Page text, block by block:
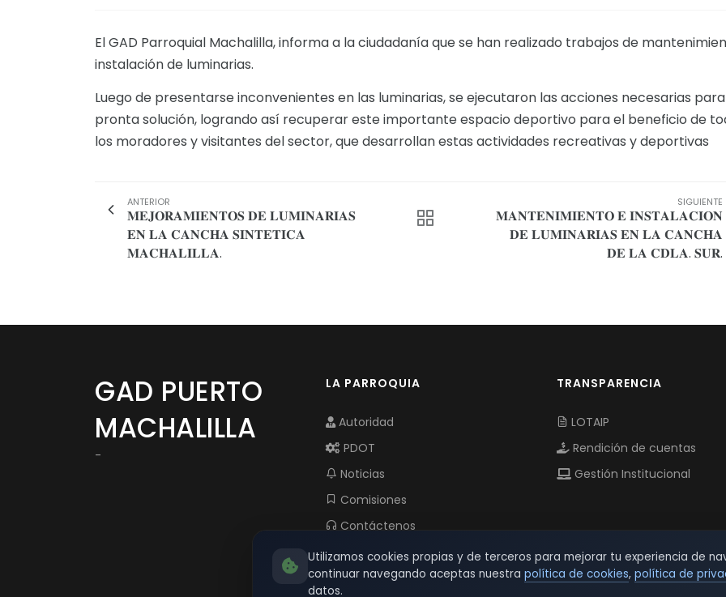
El GAD Parroquial Machalilla, informa a la ciudadanía que se han realizado trabajos de
instalación de luminarias.
Luego de presentarse inconvenientes en las luminarias, se ejecutaron las acciones necesarias
pronta solución, logrando así recuperar este importante espacio deportivo para el beneficio de
los moradores y visitantes del sector, que desarrollan estas actividades recreativas y deportivas
ANTERIOR
𝐌𝐄𝐉𝐎𝐑𝐀𝐌𝐈𝐄𝐍𝐓𝐎𝐒 𝐃𝐄 𝐋𝐔𝐌𝐈𝐍𝐀𝐑𝐈𝐀𝐒
𝐄𝐍 𝐋𝐀 𝐂𝐀𝐍𝐂𝐇𝐀 𝐒𝐈𝐍𝐓𝐄𝐓𝐈𝐂𝐀
𝐌𝐀𝐂𝐇𝐀𝐋𝐈𝐋𝐋𝐀.
SIGUIENTE
𝐌𝐀𝐍𝐓𝐄𝐍𝐈𝐌𝐈𝐄𝐍𝐓𝐎 𝐄 𝐈𝐍𝐒𝐓𝐀𝐋𝐀𝐂𝐈𝐎𝐍
𝐃𝐄 𝐋𝐔𝐌𝐈𝐍𝐀𝐑𝐈𝐀𝐒 𝐄𝐍 𝐋𝐀 𝐂𝐀𝐍𝐂𝐇𝐀
𝐃𝐄 𝐋𝐀 𝐂𝐃𝐋𝐀. 𝐒𝐔𝐑.
GAD PUERTO
MACHALILLA
-
LA PARROQUIA
Autoridad
PDOT
Noticias
Comisiones
Contáctenos
TRANSPARENCIA
LOTAIP
Rendición de cuentas
Gestión Institucional
Utilizamos cookies propias y de terceros para mejorar tu experiencia de
continuar navegando aceptas nuestra política de cookies, política de
datos.